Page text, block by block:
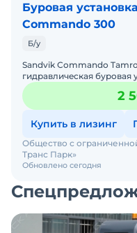
Буровая
Сommаndo 300
Б/у
Sandvik Сommаndo
гидравличecкaя
стpoительных и
2
Купить в лизинг
Обновлено сегодня
Общество с
Транс Парк»